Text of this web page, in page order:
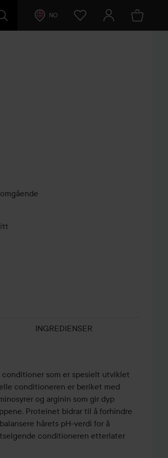
NO
INGREDIENSER
som er spesielt utviklet
conditioneren er beriket med
og arginin som gir dyp
Proteinet bidrar til å forhindre
hårets pH-verdi for å
conditioneren etterlater